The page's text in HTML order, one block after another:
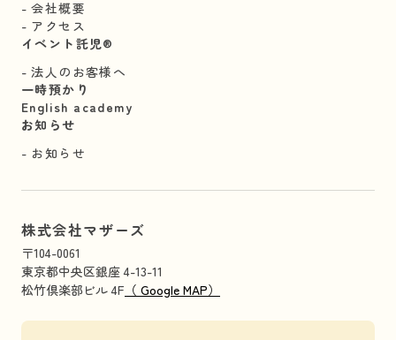
会社概要
アクセス
イベント託児®︎
法人のお客様へ
一時預かり
English academy
お知らせ
お知らせ
株式会社マザーズ
〒104-0061
東京都中央区銀座 4-13-11
松竹倶楽部ビル 4F （ Google MAP）